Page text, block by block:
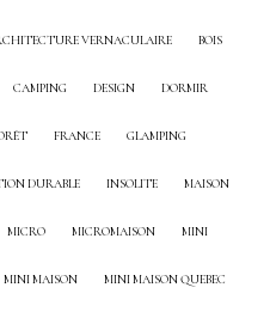
VERNACULAIRE BOIS
CAMPING DESIGN DORMIR
FRANCE GLAMPING
DURABLE INSOLITE MAISON
MICRO MICROMAISON MINI
MINI MAISON MINI MAISON QUEBEC